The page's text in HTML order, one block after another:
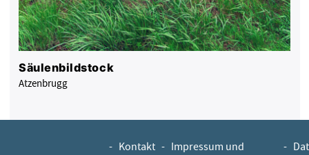
Säulenbildstock
Atzenbrugg
- Kontakt - Impressum und
-